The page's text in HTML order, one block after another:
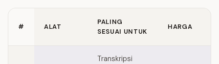
# ALAT
PALING
SESUAI UNTUK
HARGA
Transkripsi